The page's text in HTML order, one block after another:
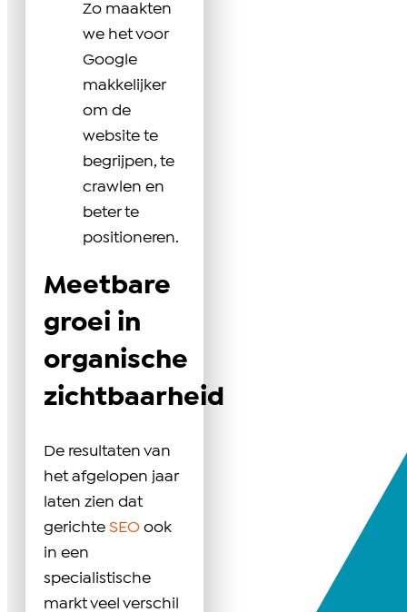
Zo maakten
we het voor
Google
makkelijker
om de
website te
begrijpen, te
crawlen en
beter te
positioneren.
Meetbare
groei in
organische
zichtbaarheid
De resultaten van
het afgelopen jaar
laten zien dat
gerichte SEO ook
in een
specialistische
markt veel verschil